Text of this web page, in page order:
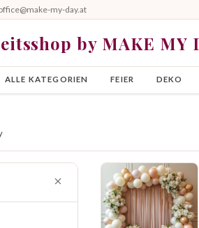
my-day.at
by MAKE MY
ALLE KATEGORIEN FEIER DEKO